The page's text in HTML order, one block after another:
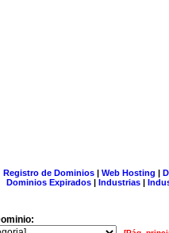
Registro de Dominios| Web Hosting |
Dominios Expirados | Industrias |